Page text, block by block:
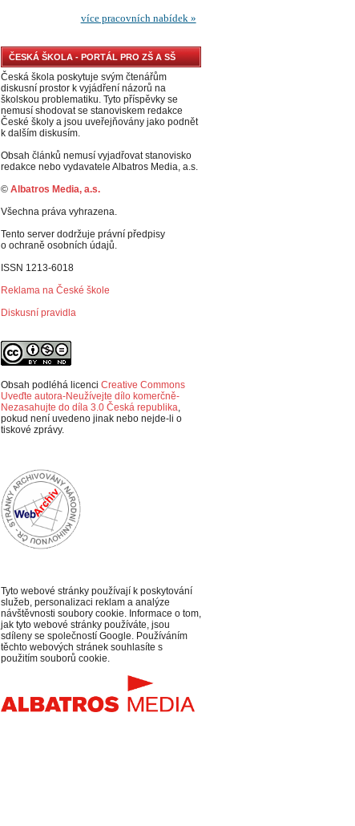
ČESKÁ ŠKOLA - PORTÁL PRO ZŠ A SŠ
Česká škola poskytuje svým čtenářům
diskusní prostor k vyjádření názorů na
školskou problematiku. Tyto příspěvky se
nemusí shodovat se stanoviskem redakce
České školy a jsou uveřejňovány jako podnět
k dalším diskusím.
Obsah článků nemusí vyjadřovat stanovisko
redakce nebo vydavatele Albatros Media, a.s.
© Albatros Media, a.s.
Všechna práva vyhrazena.
Tento server dodržuje právní předpisy
o ochraně osobních údajů.
ISSN 1213-6018
Reklama na České škole
Diskusní pravidla
Obsah podléhá licenci Creative Commons
Uveďte autora-Neužívejte dílo komerčně-
Nezasahujte do díla 3.0 Česká republika,
pokud není uvedeno jinak nebo nejde-li o
tiskové zprávy.
Tyto webové stránky používají k poskytování
služeb, personalizaci reklam a analýze
návštěvnosti soubory cookie. Informace o tom,
jak tyto webové stránky používáte, jsou
sdíleny se společností Google. Používáním
těchto webových stránek souhlasíte s
použitím souborů cookie.